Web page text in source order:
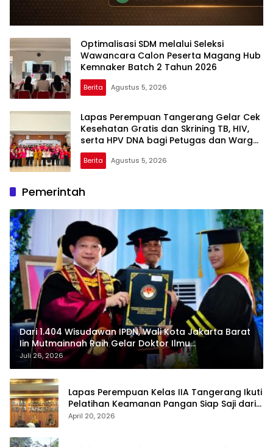
Optimalisasi SDM melalui Seleksi
Wawancara Calon Peserta Magang Hub
Kemnaker Batch 2 Tahun 2026
Berita Agustus 5, 2026
Lapas Perempuan Tangerang Gelar Cek
Kesehatan Gratis dan Skrining TB, HIV,
serta HPV DNA bagi Petugas dan Warga
Binaan
Berita Agustus 5, 2026
Reportas
Expost
Pemerintah
Dari 1.404 Wisudawan IPDN, Wali Kota Jakarta Barat
Iin Mutmainnah Raih Gelar Doktor Ilmu
Pemerintahan
Juli 26, 2026
Lapas Perempuan Kelas IIA Tangerang Ikuti
Pelatihan Keamanan Pangan Siap Saji dari
Dinas Kesehatan Kota Tangerang
April 20, 2026